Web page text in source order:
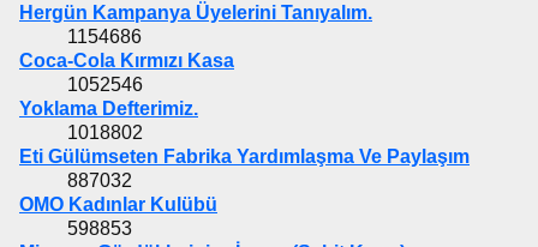
Hergün Kampanya Üyelerini Tanıyalım.
1154686
Coca-Cola Kırmızı Kasa
1052546
Yoklama Defterimiz.
1018802
Eti Gülümseten Fabrika Yardımlaşma Ve Paylaşım
887032
OMO Kadınlar Kulübü
598853